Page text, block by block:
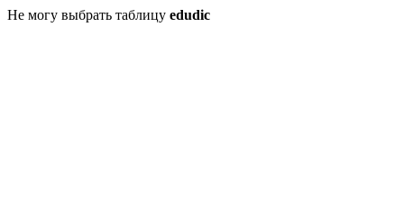
Не могу выбрать таблицу edudic